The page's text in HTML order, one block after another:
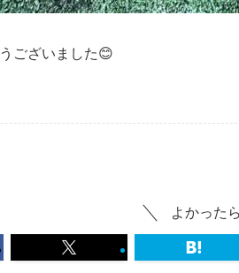
ございました😊
よかった